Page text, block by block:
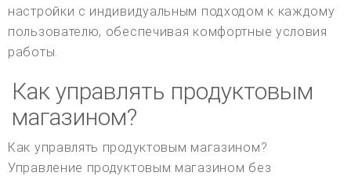
настройки с индивидуальным подходом к каждому
пользователю, обеспечивая комфортные условия
работы.
Как управлять продуктовым
магазином?
Как управлять продуктовым магазином?
Управление продуктовым магазином без